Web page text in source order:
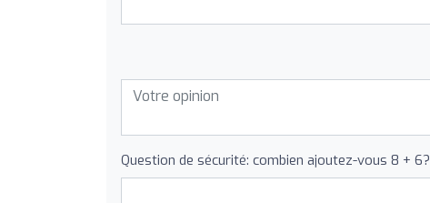
Question de sécurité: combien ajoutez-vous 8 + 6?